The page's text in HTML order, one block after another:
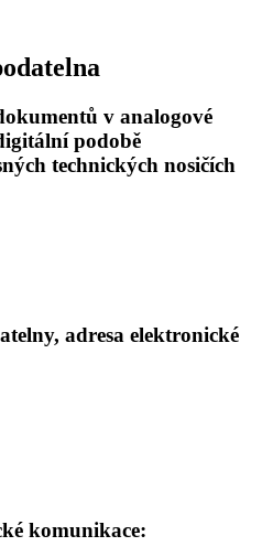
v analogové
podobě
technických nosičích
adresa elektronické
komunikace: